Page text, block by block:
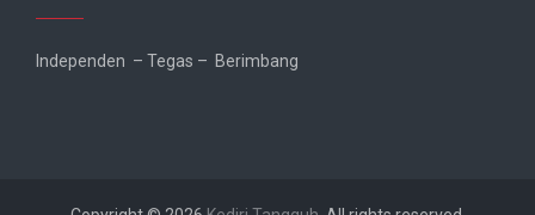
Independen – Tegas – Berimbang